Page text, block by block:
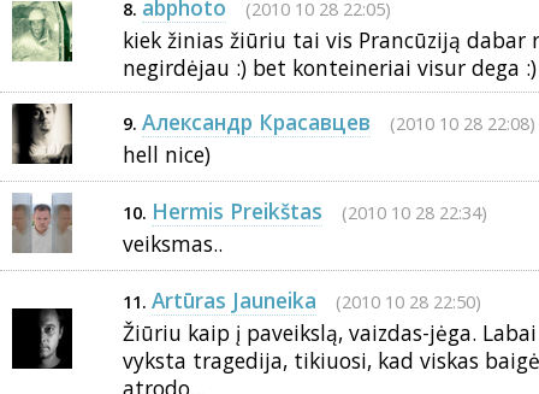
8. abphoto (2010 10 28 22:05)
kiek žinias žiūriu tai vis Prancūziją dabar
negirdėjau :) bet konteineriai visur dega :)
9. Александр Красавцев (2010 10 28 22:08)
hell nice)
10. Hermis Preikštas (2010 10 28 22:34)
veiksmas..
11. Artūras Jauneika (2010 10 28 22:50)
Žiūriu kaip į paveikslą, vaizdas-jėga.
vyksta tragedija, tikiuosi, kad viskas
atrodo...